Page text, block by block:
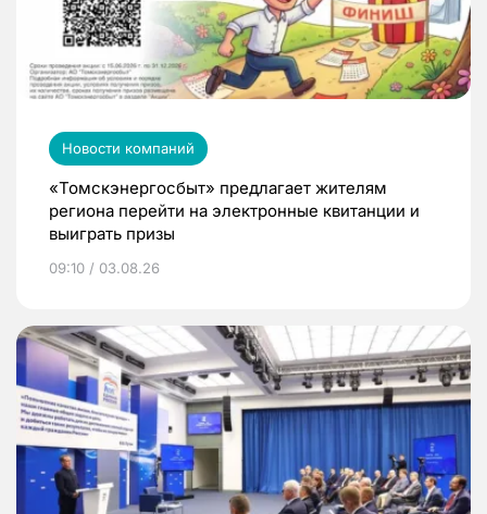
Новости компаний
«Томскэнергосбыт» предлагает жителям
региона перейти на электронные квитанции и
выиграть призы
09:10 / 03.08.26